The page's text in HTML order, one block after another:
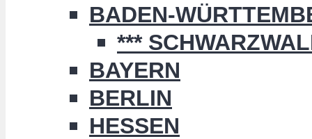
BADEN-
***
BAYERN
BERLIN
HESSEN